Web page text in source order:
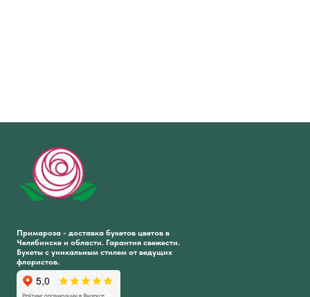
Примароза - доставка букетов цветов в
Челябинске и области. Гарантия свежести.
Букеты с уникальным стилем от ведущих
флористов.